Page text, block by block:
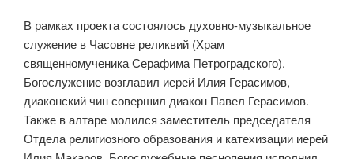
В рамках проекта состоялось духовно-музыкальное
служение в Часовне реликвий (Храм
священномученика Серафима Петроградского).
Богослужение возглавил иерей Илия Герасимов,
диаконский чин совершил диакон Павел Герасимов.
Также в алтаре молился заместитель председателя
Отдела религиозного образования и катехизации иерей